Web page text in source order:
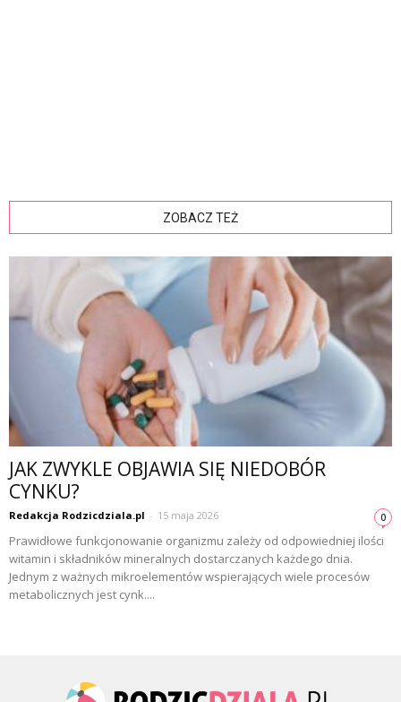
ZOBACZ TEŻ
JAK ZWYKLE OBJAWIA SIĘ NIEDOBÓR
CYNKU?
Redakcja Rodzicdziala.pl - 15 maja 2026 0
Prawidłowe funkcjonowanie organizmu zależy od odpowiedniej ilości
witamin i składników mineralnych dostarczanych każdego dnia.
Jednym z ważnych mikroelementów wspierających wiele procesów
metabolicznych jest cynk....